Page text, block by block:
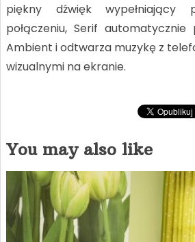
piękny dźwięk wypełniający
połączeniu, Serif
Ambient i odtwarza muzykę z
wizualnymi na ekranie.
You may also like